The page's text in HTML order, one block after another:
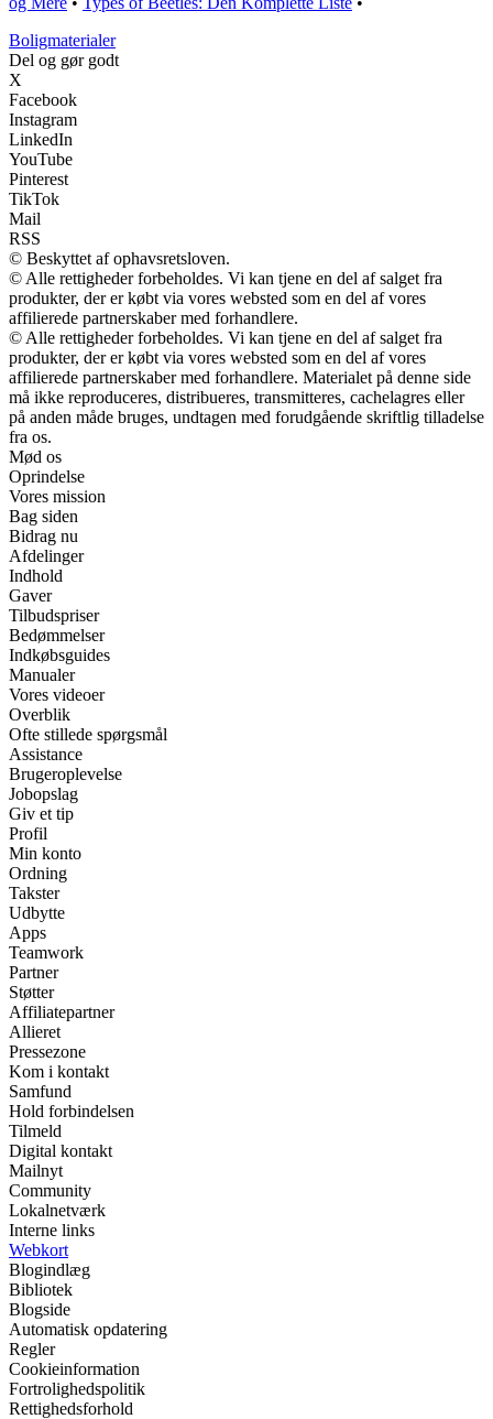
Boligmaterialer
Del og gør godt
X
Facebook
Instagram
LinkedIn
YouTube
Pinterest
TikTok
Mail
RSS
© Beskyttet af ophavsretsloven.
© Alle rettigheder forbeholdes. Vi kan tjene en del af salget fra
produkter, der er købt via vores websted som en del af vores
affilierede partnerskaber med forhandlere.
© Alle rettigheder forbeholdes. Vi kan tjene en del af salget fra
produkter, der er købt via vores websted som en del af vores
affilierede partnerskaber med forhandlere. Materialet på denne side
må ikke reproduceres, distribueres, transmitteres, cachelagres eller
på anden måde bruges, undtagen med forudgående skriftlig tilladelse
fra os.
Mød os
Oprindelse
Vores mission
Bag siden
Bidrag nu
Afdelinger
Indhold
Gaver
Tilbudspriser
Bedømmelser
Indkøbsguides
Manualer
Vores videoer
Overblik
Ofte stillede spørgsmål
Assistance
Brugeroplevelse
Jobopslag
Giv et tip
Profil
Min konto
Ordning
Takster
Udbytte
Apps
Teamwork
Partner
Støtter
Affiliatepartner
Allieret
Pressezone
Kom i kontakt
Samfund
Hold forbindelsen
Tilmeld
Digital kontakt
Mailnyt
Community
Lokalnetværk
Interne links
Webkort
Blogindlæg
Bibliotek
Blogside
Automatisk opdatering
Regler
Cookieinformation
Fortrolighedspolitik
Rettighedsforhold